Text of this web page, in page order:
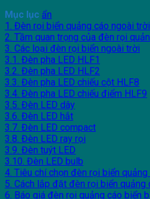
Mục lục ẩn
1. Đèn rọi biển quảng cáo ngoài
2. Tầm quan trọng của đèn rọi
3. Các loại đèn rọi biển ngoài trời
3.1. Đèn pha LED HLF1
3.2. Đèn pha LED HLF2
3.3. Đèn pha LED chiếu cột HLF8
3.4. Đèn pha LED chiếu điểm HLF9
3.5. Đèn LED dây
3.6. Đèn LED hắt
3.7. Đèn LED compact
3.8. Đèn LED ray rọi
3.9. Đèn tuýt LED
3.10. Đèn LED bulb
4. Tiêu chí chọn đèn rọi biển
5. Cách lắp đặt đèn rọi biển quảng
6. Báo giá đèn rọi quảng cáo biển